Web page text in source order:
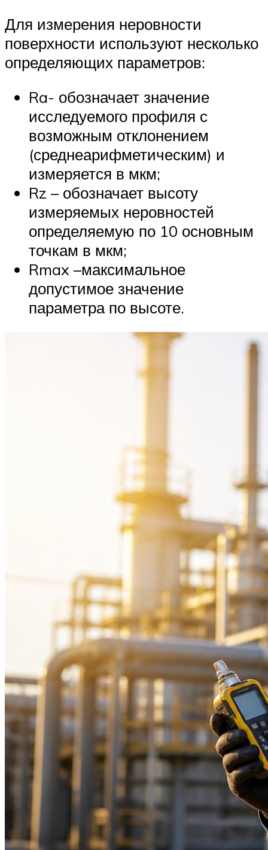
Для измерения неровности
поверхности используют несколько
определяющих параметров:
Ra- обозначает значение
исследуемого профиля с
возможным отклонением
(среднеарифметическим) и
измеряется в мкм;
Rz – обозначает высоту
измеряемых неровностей
определяемую по 10 основным
точкам в мкм;
Rmax –максимальное
допустимое значение
параметра по высоте.